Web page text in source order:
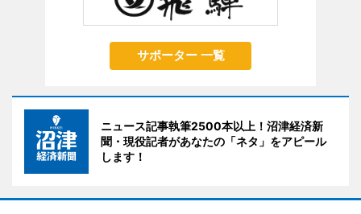
サポーター 一覧
ニュース記事執筆2500本以上！沼津経済新
聞・現役記者があなたの「ネタ」をアピール
します！